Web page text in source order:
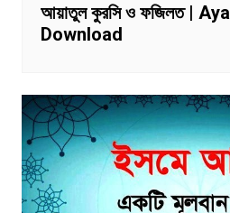
আয়াতুল কুরসি ও ফজিলত |
Download